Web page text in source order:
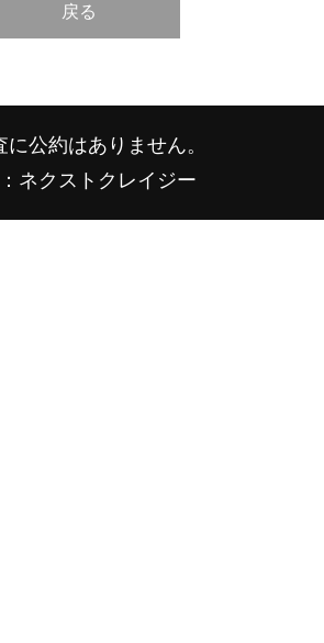
戻る
に公約はありません。
ネクストクレイジー